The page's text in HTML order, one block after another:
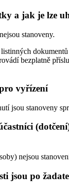
a jak je lze
stanoveny.
bezplatně
vyřízení
jsou stanoveny
nejsou
jsou po